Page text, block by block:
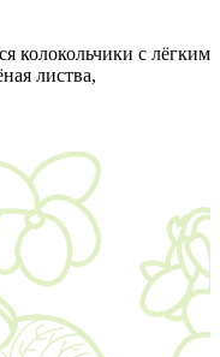
колокольчики с лёгким
листва,